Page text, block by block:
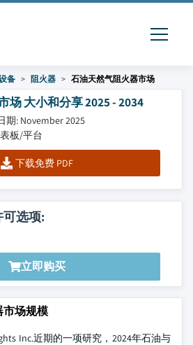
备 阻火器 石油天然气阻火器市场
场 大小和分享 2025 - 2034
期: November 2025
板/平台
下载免费 PDF
选项:
立即购买
市场规模
Inc.近期的一项研究，2024年石油与